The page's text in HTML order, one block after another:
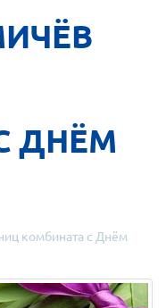
ДНЁМ
комбината с Днём